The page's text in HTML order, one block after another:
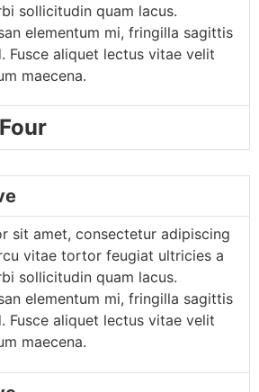
sollicitudin quam lacus.
elementum mi, fringilla sagittis
Fusce aliquet lectus vitae velit
maecena.
sit amet, consectetur adipiscing
vitae tortor feugiat ultricies a
sollicitudin quam lacus.
elementum mi, fringilla sagittis
Fusce aliquet lectus vitae velit
maecena.